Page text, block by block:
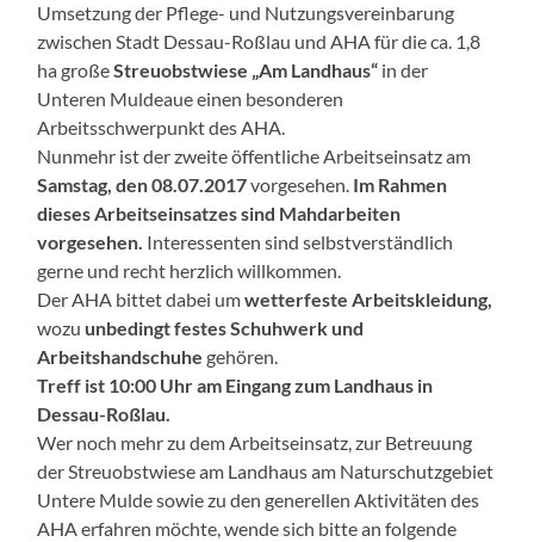
Umsetzung der Pflege- und Nutzungsvereinbarung
zwischen Stadt Dessau-Roßlau und AHA für die ca. 1,8
ha großeStreuobstwiese „Am Landhaus“ in der
Unteren Muldeaue einen besonderen
Arbeitsschwerpunkt des AHA.
Nunmehr ist der zweite öffentliche Arbeitseinsatz am
Samstag, den 08.07.2017vorgesehen. Im Rahmen
dieses Arbeitseinsatzes sind Mahdarbeiten
vorgesehen. Interessenten sind selbstverständlich
gerne und recht herzlich willkommen.
Der AHA bittet dabei umwetterfeste Arbeitskleidung,
wozu unbedingt festes Schuhwerk und
Arbeitshandschuhe gehören.
Treff ist 10:00 Uhr am Eingang zum Landhaus in
Dessau-Roßlau.
Wer noch mehr zu dem Arbeitseinsatz, zur Betreuung
der Streuobstwiese am Landhaus am Naturschutzgebiet
Untere Mulde sowie zu den generellen Aktivitäten des
AHA erfahren möchte, wende sich bitte an folgende